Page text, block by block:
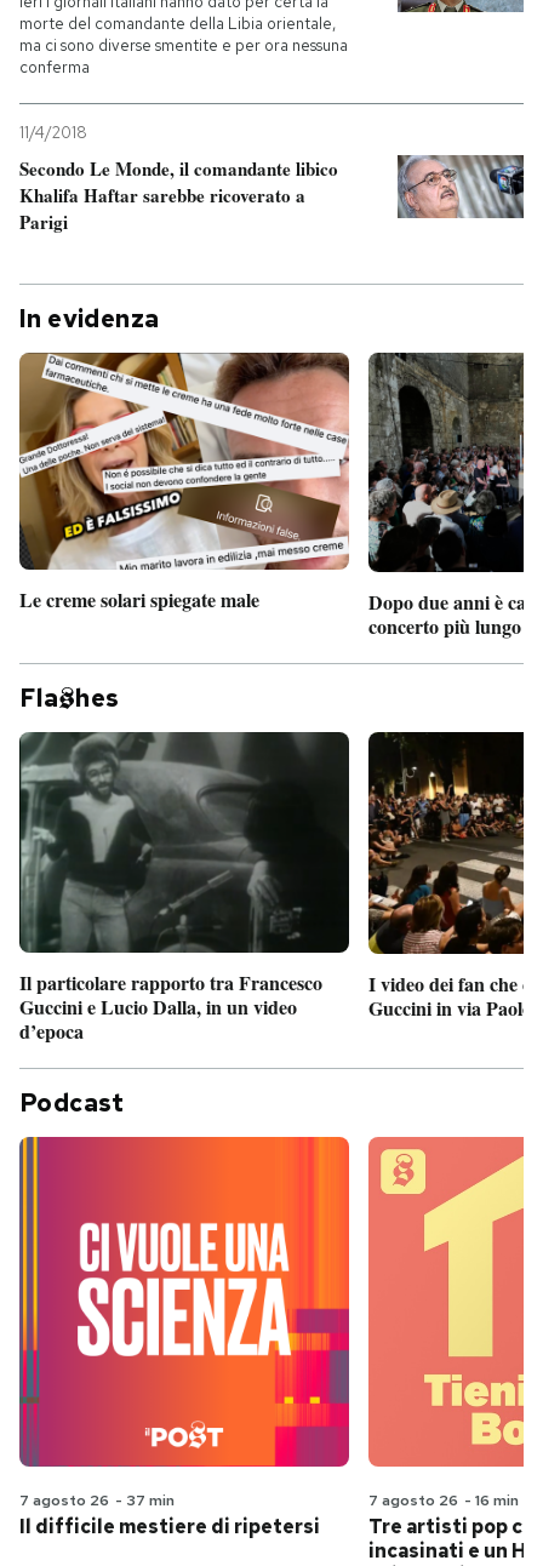
morte del comandante della Libia orientale,
ma ci sono diverse smentite e per ora nessuna
conferma
11/4/2018
Secondo Le Monde, il comandante libico
Khalifa Haftar sarebbe ricoverato a
Parigi
In evidenza
Le creme solari spiegate male
Dopo due anni è
concerto più lungo
Fla hes
Il particolare rapporto tra Francesco
Guccini e Lucio Dalla, in un video
d’epoca
I video dei fan che
Guccini in via Paolo
Podcast
7 agosto 26 - 37 min
Il difficile mestiere di ripetersi
7 agosto 26 - 16 min
Tre artisti pop
incasinati e un